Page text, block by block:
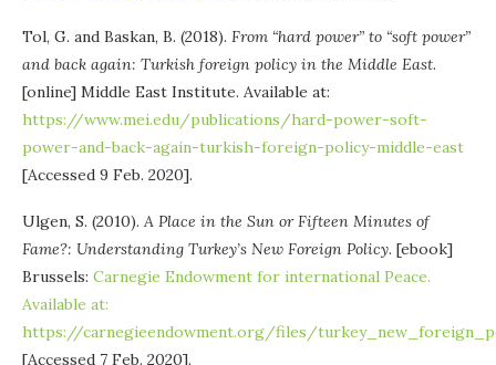
Tol, G. and Baskan, B. (2018). From “hard power” to “soft power”
and back again: Turkish foreign policy in the Middle East.
[online] Middle East Institute. Available at:
https://www.mei.edu/publications/hard-power-soft-
power-and-back-again-turkish-foreign-policy-middle-east
[Accessed 9 Feb. 2020].
Ulgen, S. (2010). A Place in the Sun or Fifteen Minutes of
Fame?: Understanding Turkey’s New Foreign Policy. [ebook]
Brussels: Carnegie Endowment for international Peace.
Available at:
https://carnegieendowment.org/files/
[Accessed 7 Feb. 2020].